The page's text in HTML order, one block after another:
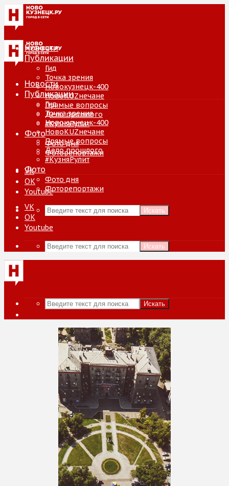
Новости
Публикации
Гид
Точка зрения
Новокузнецк-400
НовоKUZнечане
Прямые вопросы
Дело прошлого
#КузняРулит
Фото
Фото дня
Фоторепортажи
VK
ОК
Youtube
Искать
Новости
Публикации
Гид
Точка зрения
Новокузнецк-400
НовоKUZнечане
Прямые вопросы
Дело прошлого
#КузняРулит
Фото
Фото дня
Фоторепортажи
VK
ОК
Youtube
Искать
Искать